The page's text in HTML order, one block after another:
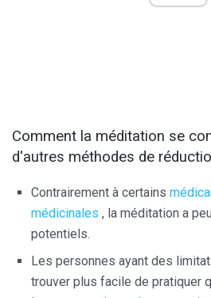
Comment la méditation se
d'autres méthodes de
Contrairement à certains
médicinales , la méditation a
potentiels.
Les personnes ayant des
trouver plus facile de pratiquer